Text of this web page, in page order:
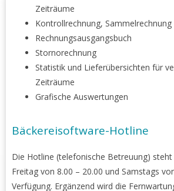
Zeiträume
Kontrollrechnung, Sammelrechnung
Rechnungsausgangsbuch
Stornorechnung
Statistik und Lieferübersichten für
Zeiträume
Grafische Auswertungen
Bäckereisoftware-Hotline
Die Hotline (telefonische Betreuung)
Freitag von 8.00 – 20.00 und Samstags
Verfügung. Ergänzend wird die